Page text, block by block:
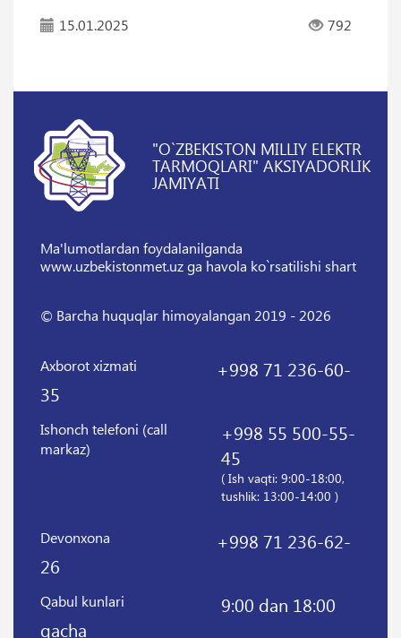
15.01.2025
792
"O`ZBEKISTON MILLIY ELEKTR
TARMOQLARI" AKSIYADORLIK
JAMIYATI
Ma'lumotlardan foydalanilganda
www.uzbekistonmet.uz ga havola ko`rsatilishi shart
© Barcha huquqlar himoyalangan 2019 - 2026
Axborot xizmati
+998 71 236-60-
35
Ishonch telefoni (call
markaz)
+998 55 500-55-
45
( Ish vaqti: 9:00-18:00,
tushlik: 13:00-14:00 )
Devonxona
+998 71 236-62-
26
Qabul kunlari
9:00 dan 18:00
gacha